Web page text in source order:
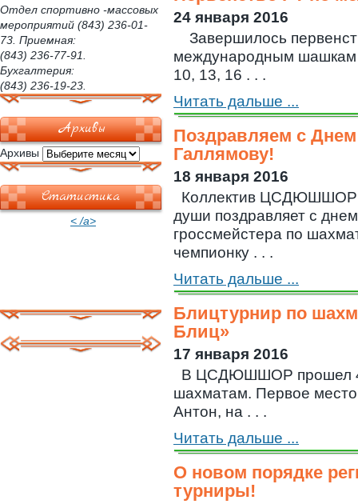
Отдел спортивно -массовых
мероприятий (843) 236-01-
73. Приемная:
(843) 236-77-91.
Бухгалтерия:
(843) 236-19-23.
Архивы
Архивы
Статистика
< /a>
24 января 2016
Завершилось
международным шашкам
10, 13, 16 . . .
Читать дальше ...
Поздравляем с
Галлямову!
18 января 2016
Коллектив ЦСДЮШШОР
души поздравляет с
гроссмейстера по
чемпионку . . .
Читать дальше ...
Блицтурнир по
Блиц»
17 января 2016
В ЦСДЮШШОР прошел 4
шахматам. Первое
Антон, на . . .
Читать дальше ...
О новом порядке
турниры!